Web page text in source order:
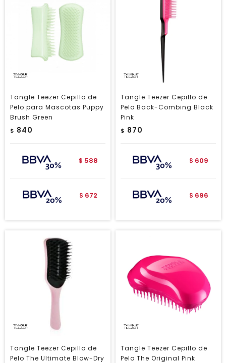
Tangle Teezer Cepillo de
Pelo para Mascotas Puppy
Brush Green
$ 840
$ 588
$ 672
Tangle Teezer Cepillo de
Pelo Back-Combing Black
Pink
$ 870
$ 609
$ 696
Tangle Teezer Cepillo de
Pelo The Ultimate Blow-Dry
Tangle Teezer Cepillo de
Pelo The Original Pink